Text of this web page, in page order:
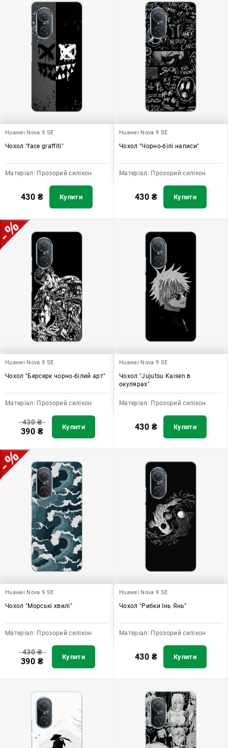
Huawei Nova 9 SE
Чохол "face graffiti"
Матеріал: Прозорий силікон
430 ₴ Купити
Huawei Nova 9 SE
Чохол "Чорно-білі написи"
Матеріал: Прозорий силікон
430 ₴ Купити
Huawei Nova 9 SE
Чохол "Берсерк чорно-білий арт"
Матеріал: Прозорий силікон
430₴
390 ₴ Купити
Huawei Nova 9 SE
Чохол "Jujutsu Kaisen в
окулярах"
Матеріал: Прозорий силікон
430 ₴ Купити
Huawei Nova 9 SE
Чохол "Морські хвилі"
Матеріал: Прозорий силікон
430₴
390 ₴ Купити
Huawei Nova 9 SE
Чохол "Рибки Інь Янь"
Матеріал: Прозорий силікон
430 ₴ Купити